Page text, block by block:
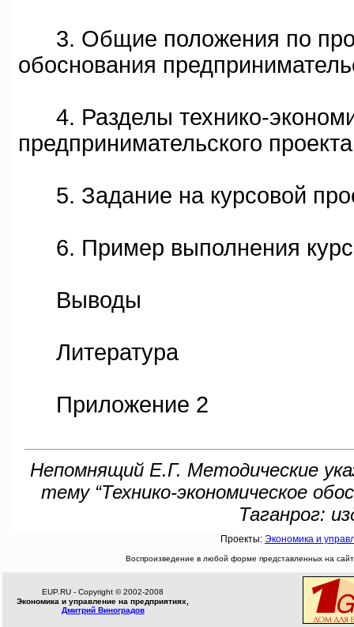
3. Общие положения по
обоснования
4. Разделы технико-
предпринимательского
5. Задание на курсовой
6. Пример выполнения
Выводы
Литература
Приложение 2
Непомнящий Е.Г. Методические
тему “Технико-экономическое
Таганрог:
Проекты: Экономика и
Воспроизведение в любой форме представленных на
EUP.RU - Copyright © 2002-2008
Экономика и управление на предприятиях,
Дмитрий Виноградов